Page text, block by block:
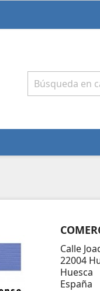
Calle
22004
Huesca
España